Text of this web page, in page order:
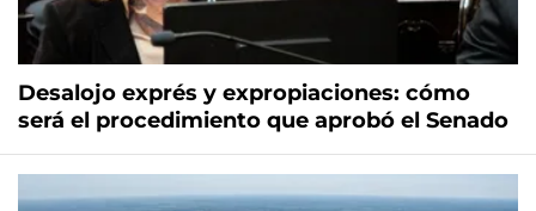
Desalojo exprés y expropiaciones: cómo
será el procedimiento que aprobó el Senado